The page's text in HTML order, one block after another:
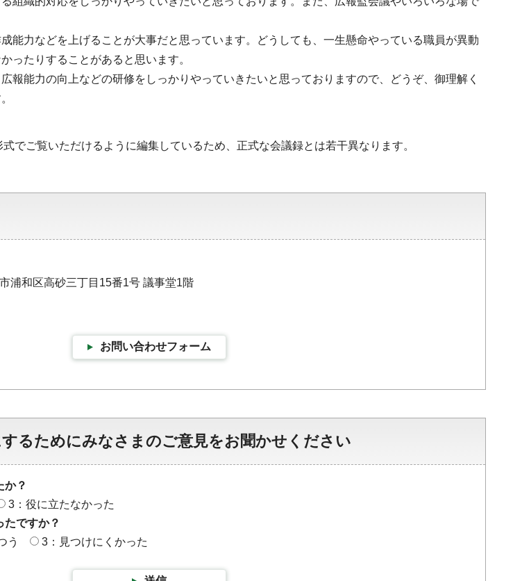
能力などを上げることが大事だと思っています。どうしても、一生懸命やっている職員が異動
ったりすることがあると思います。
報能力の向上などの研修をしっかりやっていきたいと思っておりますので、どうぞ、御理解く
式でご覧いただけるように編集しているため、正式な会議録とは若干異なります。
浦和区高砂三丁目15番1号 議事堂1階
お問い合わせフォーム
るためにみなさまのご意見をお聞かせください
か？
3：役に立たなかった
たですか？
う 3：見つけにくかった